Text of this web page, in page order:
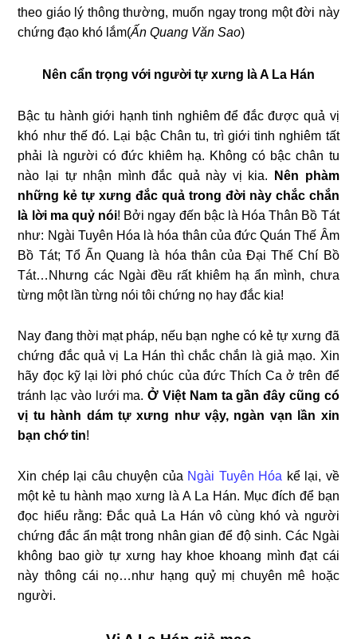
theo giáo lý thông thường, muốn ngay trong một đời này
chứng đạo khó lắm(Ấn Quang Văn Sao)
Nên cẩn trọng với người tự xưng là A La Hán
Bậc tu hành giới hạnh tinh nghiêm để đắc được quả vị
khó như thế đó. Lại bậc Chân tu, trì giới tinh nghiêm tất
phải là người có đức khiêm hạ. Không có bậc chân tu
nào lại tự nhận mình đắc quả này vị kia.
Nên phàm
những kẻ tự xưng đắc quả trong đời này chắc chắn
là lời ma quỷ nói! Bởi ngay đến bậc là Hóa Thân Bồ Tát
như: Ngài Tuyên Hóa là hóa thân của đức Quán Thế Âm
Bồ Tát; Tổ Ấn Quang là hóa thân của Đại Thế Chí Bồ
Tát…Nhưng các Ngài đều rất khiêm hạ ẩn mình, chưa
từng một lần từng nói tôi chứng nọ hay đắc kia!
Nay đang thời mạt pháp, nếu bạn nghe có kẻ tự xưng đã
chứng đắc quả vị La Hán thì chắc chắn là giả mạo. Xin
hãy đọc kỹ lại lời phó chúc của đức Thích Ca ở trên để
tránh lạc vào lưới ma.Ở Việt Nam ta gần đây cũng có
vị tu hành dám tự xưng như vậy, ngàn vạn lần xin
bạn chớ tin!
Xin chép lại câu chuyện của Ngài Tuyên Hóa kể lại, về
một kẻ tu hành mạo xưng là A La Hán. Mục đích để bạn
đọc hiểu rằng: Đắc quả La Hán vô cùng khó và người
chứng đắc ẩn mật trong nhân gian để độ sinh. Các Ngài
không bao giờ tự xưng hay khoe khoang mình đạt cái
này thông cái nọ…như hạng quỷ mị chuyên mê hoặc
người.